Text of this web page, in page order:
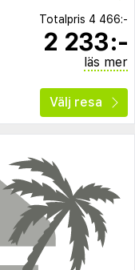
Totalpris 4 466:-
2 233:-
läs mer
Välj resa